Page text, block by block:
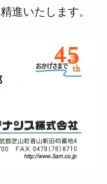
進いたします。